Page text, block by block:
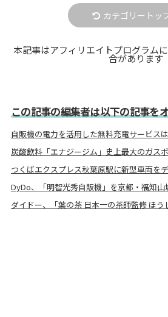
カテゴリートッ
本記事はアフィリエイトプログラム
合があります
この記事の編集者は以下の記事を
自販機の電力を活用した無料充電サービス
炭酸飲料「エナジージム」史上最大のガス
つくばエクスプレス秋葉原駅に新型車両を
DyDo、「明智光秀自販機」を京都・福知山
ダイドー、「葉の茶 日本一の茶師監修 ほう